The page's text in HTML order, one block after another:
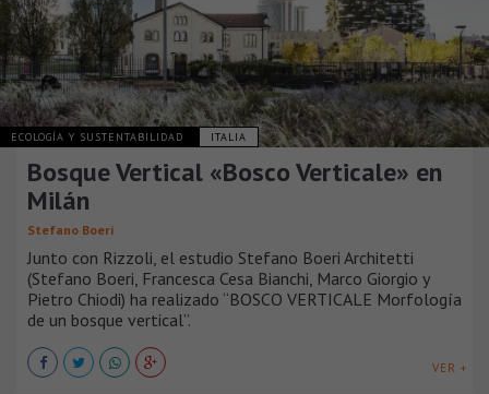
ECOLOGÍA Y SUSTENTABILIDAD ITALIA
Bosque Vertical «Bosco Verticale» en
Milán
Stefano Boeri
Junto con Rizzoli, el estudio Stefano Boeri Architetti
(Stefano Boeri, Francesca Cesa Bianchi, Marco Giorgio y
Pietro Chiodi) ha realizado “BOSCO VERTICALE Morfología
de un bosque vertical”.
VER +